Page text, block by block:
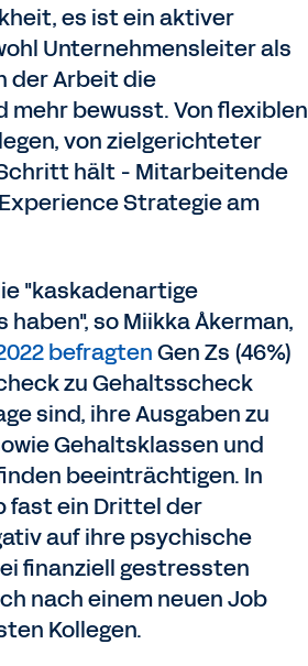
es ist ein aktiver
Unternehmensleiter als
der Arbeit die
bewusst. Von flexiblen
von zielgerichteter
hält - Mitarbeitende
Strategie am
"kaskadenartige
so Miikka Åkerman,
befragtenGen Zs (46%)
zu Gehaltsscheck
sind, ihre Ausgaben zu
Gehaltsklassen und
beeinträchtigen. In
fast ein Drittel der
auf ihre psychische
finanziell gestressten
nach einem neuen Job
Kollegen.